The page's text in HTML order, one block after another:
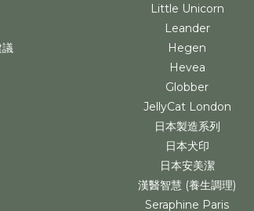
議
Little Unicorn
Leander
Hegen
Hevea
Globber
JellyCat London
日本製造系列
日本犬印
日本安美潔
漢醫智慧 (養生調理)
Seraphine Paris